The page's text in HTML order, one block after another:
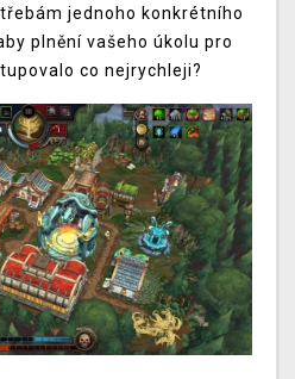
jednoho konkrétního
plnění vašeho úkolu pro
co nejrychleji?